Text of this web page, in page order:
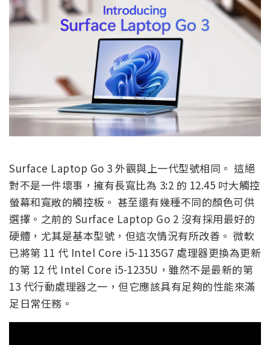
Surface Laptop Go 3 外觀與上一代型號相同。 這絕
對不是一件壞事，擁有長寬比為 3:2 的 12.45 吋大觸控
螢幕和寬敞的觸控板。 甚至還有幾種不同的顏色可供
選擇。之前的 Surface Laptop Go 2 沒有採用最好的
硬體，尤其是基本型號，但這次情況有所改善。 微軟
已將第 11 代 Intel Core i5-1135G7 處理器更換為更新
的第 12 代 Intel Core i5-1235U，雖然不是最新的第
13 代行動處理器之一，但它應該具有足夠的性能來滿
足日常任務。